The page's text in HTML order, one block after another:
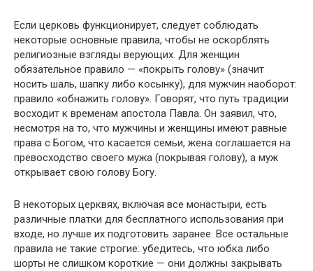
Если церковь функционирует, следует соблюдать
некоторые основные правила, чтобы не оскорблять
религиозные взгляды верующих. Для женщин
обязательное правило — «покрыть голову» (значит
носить шаль, шапку либо косынку), для мужчин наоборот:
правило «обнажить голову». Говорят, что путь традиции
восходит к временам апостола Павла. Он заявил, что,
несмотря на то, что мужчины и женщины имеют равные
права с Богом, что касается семьи, жена соглашается на
превосходство своего мужа (покрывая голову), а муж
открывает свою голову Богу.
В некоторых церквях, включая все монастыри, есть
различные платки для бесплатного использования при
входе, но лучше их подготовить заранее. Все остальные
правила не такие строгие: убедитесь, что юбка либо
шорты не слишком короткие — они должны закрывать